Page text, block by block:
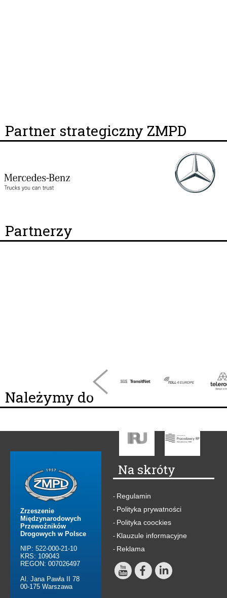
Partner strategiczny ZMPD
Partnerzy
Należymy do
Zrzeszenie
Międzynarodowych
Przewoźników
Drogowych w Polsce
NIP: 522-000-21-10
KRS: 109043
REGON: 007026497
Al. Jana Pawła II 78
00-175 Warszawa
Na skróty
- Regulamin
- Polityka prywatności
- Polityka coockies
- Klauzule informacyjne
- Reklama